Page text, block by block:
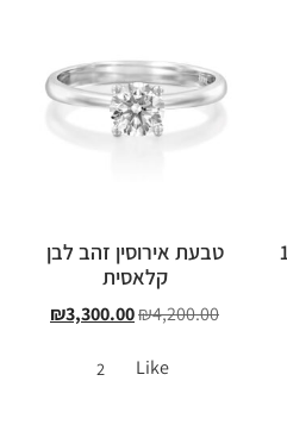
טבעת אירוסין זהב לבן
קלאסית
₪4,200.00
₪3,300.00
Like